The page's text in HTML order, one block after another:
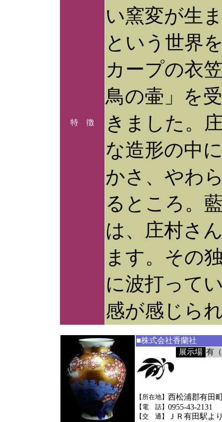
特 徴
い窯変が生
という世界
カープの衣
鳥の壷」を
きました。
な造形の中
かさ、やわ
るところ。
は、庄村さ
ます。その
に波打って
感が感じら
■株式会社香蘭社
展示場 有
【所在地】 西松浦郡有田
【電 話】 0955-43-2131
【交 通】 ＪＲ有田駅よ